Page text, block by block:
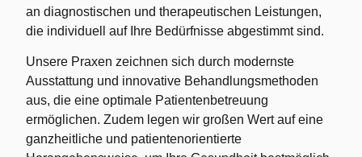
an diagnostischen und therapeutischen Leistungen,
die individuell auf Ihre Bedürfnisse abgestimmt sind.
Unsere Praxen zeichnen sich durch modernste
Ausstattung und innovative Behandlungsmethoden
aus, die eine optimale Patientenbetreuung
ermöglichen. Zudem legen wir großen Wert auf eine
ganzheitliche und patientenorientierte